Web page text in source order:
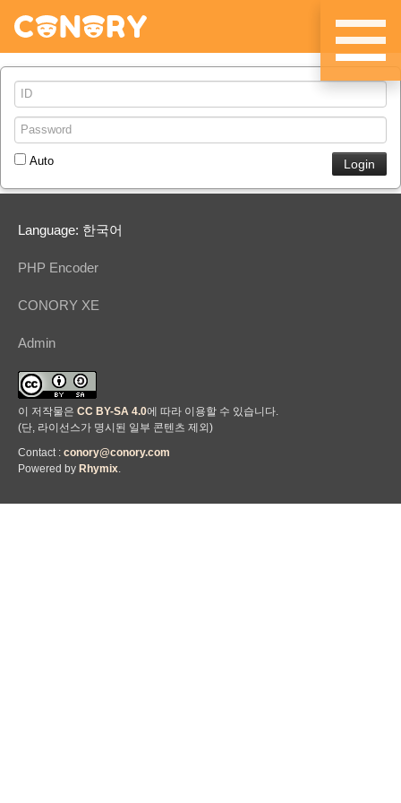
Auto
Language: 한국어
PHP Encoder
CONORY XE
Admin
이 저작물은 CC BY-SA 4.0에 따라 이용할 수 있습니다.
(단, 라이선스가 명시된 일부 콘텐츠 제외)
Contact : conory@conory.com
Powered by Rhymix.